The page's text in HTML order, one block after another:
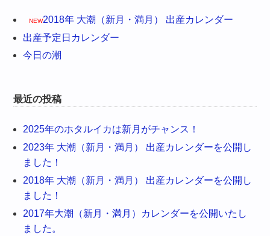
NEW2018年 大潮（新月・満月） 出産カレンダー
出産予定日カレンダー
今日の潮
最近の投稿
2025年のホタルイカは新月がチャンス！
2023年 大潮（新月・満月） 出産カレンダーを公開し
ました！
2018年 大潮（新月・満月） 出産カレンダーを公開し
ました！
2017年大潮（新月・満月）カレンダーを公開いたし
ました。